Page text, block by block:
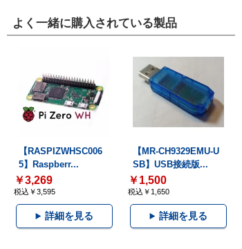
よく一緒に購入されている製品
【RASPIZWHSC006
5】Raspberr...
￥3,269
税込￥3,595
詳細を見る
【MR-CH9329EMU-U
SB】USB接続版...
￥1,500
税込￥1,650
詳細を見る